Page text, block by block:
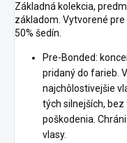
Základná kolekcia,
základom. Vytvorené
50% šedín.
Pre-Bonded:
pridaný do farieb.
najchôlostivejšie
tých silnejších,
poškodenia.
vlasy.